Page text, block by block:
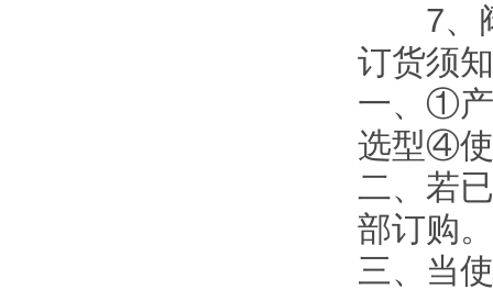
7、阀
订货须
一、①
选型④
二、若
部订购。
三、当